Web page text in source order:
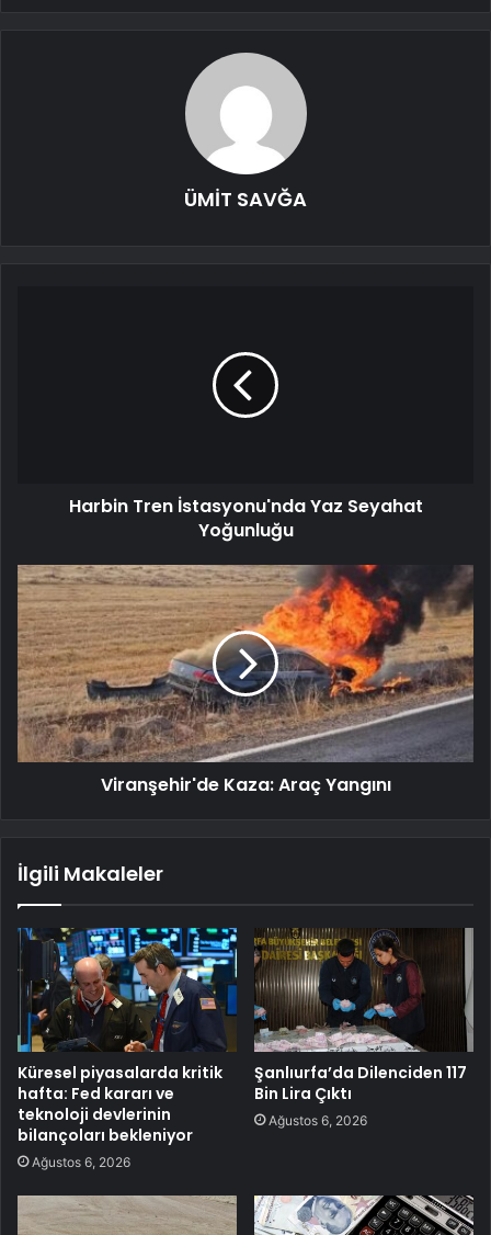
ÜMİT SAVĞA
Harbin Tren İstasyonu'nda Yaz Seyahat
Yoğunluğu
Viranşehir'de Kaza: Araç Yangını
İlgili Makaleler
Küresel piyasalarda kritik
hafta: Fed kararı ve
teknoloji devlerinin
bilançoları bekleniyor
Ağustos 6, 2026
Şanlıurfa’da Dilenciden 117
Bin Lira Çıktı
Ağustos 6, 2026